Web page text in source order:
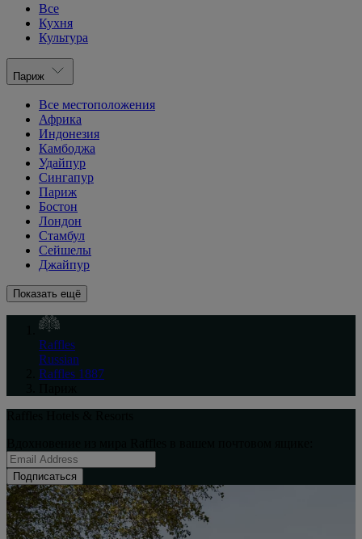
Все
Кухня
Культура
Париж
Все местоположения
Африка
Индонезия
Камбоджа
Удайпур
Сингапур
Париж
Бостон
Лондон
Стамбул
Сейшелы
Джайпур
Показать ещё
Raffles
Russian
Raffles 1887
Подписаться